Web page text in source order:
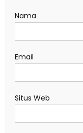
Nama
Email
Situs Web